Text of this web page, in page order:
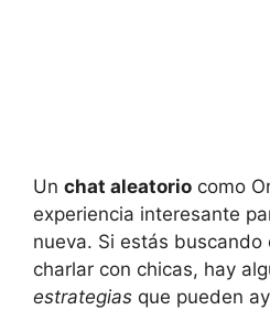
Un chat aleatorio como
experiencia interesante
nueva. Si estás buscando
charlar con chicas, hay
estrategias que pueden